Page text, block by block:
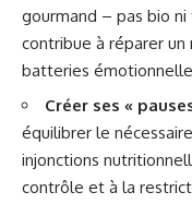
gourmand – pas bio
contribue à réparer un
batteries
Créer ses «
équilibrer le
injonctions
contrôle et à la